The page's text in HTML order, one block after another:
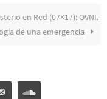
en Red (07×17): OVNI.
de una emergencia